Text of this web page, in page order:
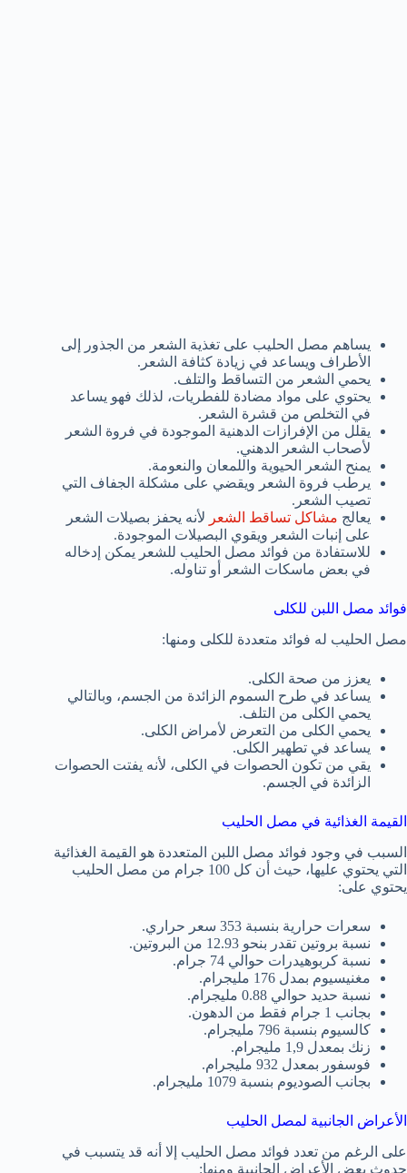
يساهم مصل الحليب على تغذية الشعر من الجذور إلى
الأطراف ويساعد في زيادة كثافة الشعر.
يحمي الشعر من التساقط والتلف.
يحتوي على مواد مضادة للفطريات، لذلك فهو يساعد
في التخلص من قشرة الشعر.
يقلل من الإفرازات الدهنية الموجودة في فروة الشعر
لأصحاب الشعر الدهني.
يمنح الشعر الحيوية واللمعان والنعومة.
يرطب فروة الشعر ويقضي على مشكلة الجفاف التي
تصيب الشعر.
يعالج مشاكل تساقط الشعر لأنه يحفز بصيلات الشعر
على إنبات الشعر ويقوي البصيلات الموجودة.
للاستفادة من فوائد مصل الحليب للشعر يمكن إدخاله
في بعض ماسكات الشعر أو تناوله.
فوائد مصل اللبن للكلى
مصل الحليب له فوائد متعددة للكلى ومنها:
يعزز من صحة الكلى.
يساعد في طرح السموم الزائدة من الجسم، وبالتالي
يحمي الكلى من التلف.
يحمي الكلى من التعرض لأمراض الكلى.
يساعد في تطهير الكلى.
يقي من تكون الحصوات في الكلى، لأنه يفتت الحصوات
الزائدة في الجسم.
القيمة الغذائية في مصل الحليب
السبب في وجود فوائد مصل اللبن المتعددة هو القيمة الغذائية
التي يحتوي عليها، حيث أن كل 100 جرام من مصل الحليب
يحتوي على:
سعرات حرارية بنسبة 353 سعر حراري.
نسبة بروتين تقدر بنحو 12.93 من البروتين.
نسبة كربوهيدرات حوالي 74 جرام.
مغنيسيوم بمدل 176 مليجرام.
نسبة حديد حوالي 0.88 مليجرام.
بجانب 1 جرام فقط من الدهون.
كالسيوم بنسبة 796 مليجرام.
زنك بمعدل 1,9 مليجرام.
فوسفور بمعدل 932 مليجرام.
بجانب الصوديوم بنسبة 1079 مليجرام.
الأعراض الجانبية لمصل الحليب
على الرغم من تعدد فوائد مصل الحليب إلا أنه قد يتسبب في
حدوث بعض الأعراض الجانبية ومنها: